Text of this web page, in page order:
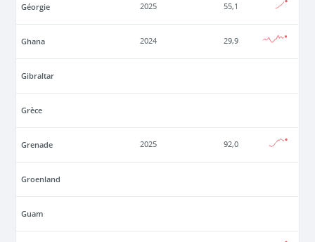
Géorgie 2025 55,1
Ghana 2024 29,9
Gibraltar
Grèce
Grenade 2025 92,0
Groenland
Guam